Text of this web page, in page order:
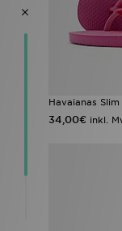
Havaianas
34,00€ inkl.